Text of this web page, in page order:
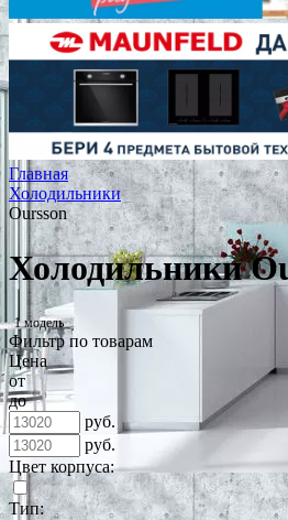
Главная
Холодильники
Oursson
Холодильники
1 модель
Фильтр по товарам
Цена
от
до
руб.
руб.
Цвет корпуса:
Тип: